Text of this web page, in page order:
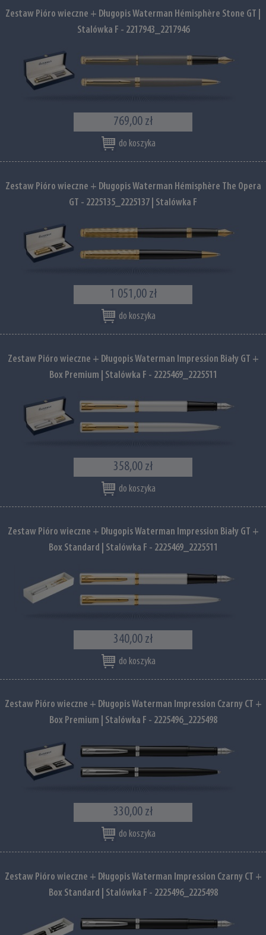
Zestaw Pióro wieczne + Długopis Waterman Hémisphère Stone GT |
Stalówka F - 2217943_2217946
769,00 zł
do koszyka
Zestaw Pióro wieczne + Długopis Waterman Hémisphère The Opera
GT - 2225135_2225137 | Stalówka F
1 051,00 zł
do koszyka
Zestaw Pióro wieczne + Długopis Waterman Impression Biały GT +
Box Premium | Stalówka F - 2225469_2225511
358,00 zł
do koszyka
Zestaw Pióro wieczne + Długopis Waterman Impression Biały GT +
Box Standard | Stalówka F - 2225469_2225511
340,00 zł
do koszyka
Zestaw Pióro wieczne + Długopis Waterman Impression Czarny CT +
Box Premium | Stalówka F - 2225496_2225498
330,00 zł
do koszyka
Zestaw Pióro wieczne + Długopis Waterman Impression Czarny CT +
Box Standard | Stalówka F - 2225496_2225498